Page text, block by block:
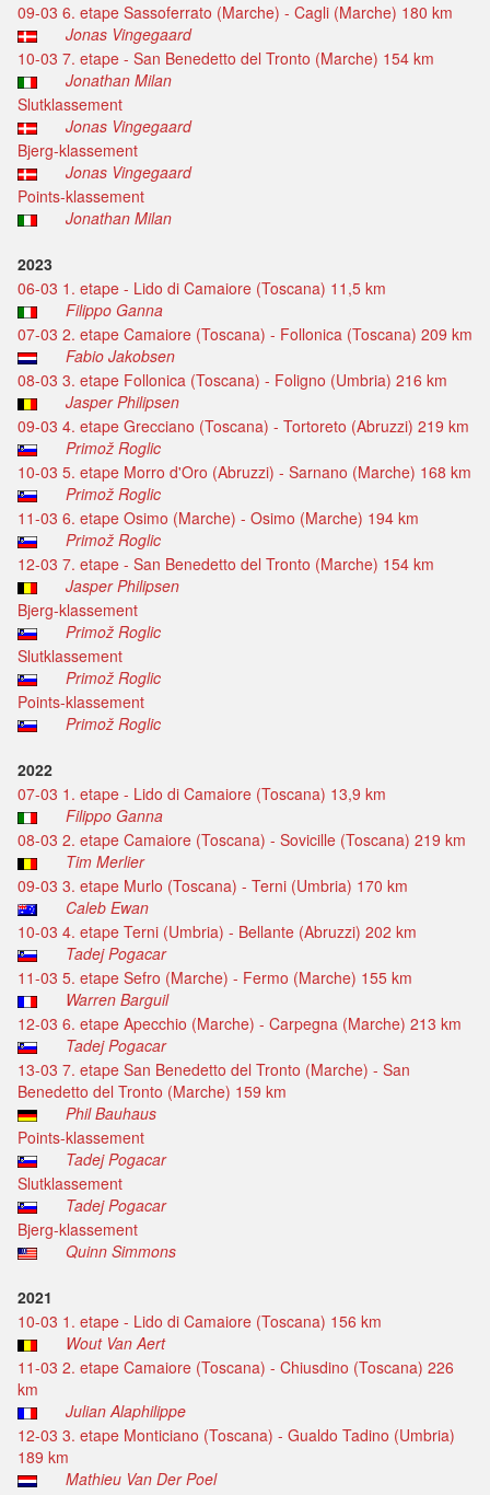
09-03 6. etape Sassoferrato (Marche) - Cagli (Marche) 180 km
Jonas Vingegaard
10-03 7. etape - San Benedetto del Tronto (Marche) 154 km
Jonathan Milan
Slutklassement
Jonas Vingegaard
Bjerg-klassement
Jonas Vingegaard
Points-klassement
Jonathan Milan
2023
06-03 1. etape - Lido di Camaiore (Toscana) 11,5 km
Filippo Ganna
07-03 2. etape Camaiore (Toscana) - Follonica (Toscana) 209 km
Fabio Jakobsen
08-03 3. etape Follonica (Toscana) - Foligno (Umbria) 216 km
Jasper Philipsen
09-03 4. etape Grecciano (Toscana) - Tortoreto (Abruzzi) 219 km
Primož Roglic
10-03 5. etape Morro d'Oro (Abruzzi) - Sarnano (Marche) 168 km
Primož Roglic
11-03 6. etape Osimo (Marche) - Osimo (Marche) 194 km
Primož Roglic
12-03 7. etape - San Benedetto del Tronto (Marche) 154 km
Jasper Philipsen
Bjerg-klassement
Primož Roglic
Slutklassement
Primož Roglic
Points-klassement
Primož Roglic
2022
07-03 1. etape - Lido di Camaiore (Toscana) 13,9 km
Filippo Ganna
08-03 2. etape Camaiore (Toscana) - Sovicille (Toscana) 219 km
Tim Merlier
09-03 3. etape Murlo (Toscana) - Terni (Umbria) 170 km
Caleb Ewan
10-03 4. etape Terni (Umbria) - Bellante (Abruzzi) 202 km
Tadej Pogacar
11-03 5. etape Sefro (Marche) - Fermo (Marche) 155 km
Warren Barguil
12-03 6. etape Apecchio (Marche) - Carpegna (Marche) 213 km
Tadej Pogacar
13-03 7. etape San Benedetto del Tronto (Marche) - San
Benedetto del Tronto (Marche) 159 km
Phil Bauhaus
Points-klassement
Tadej Pogacar
Slutklassement
Tadej Pogacar
Bjerg-klassement
Quinn Simmons
2021
10-03 1. etape - Lido di Camaiore (Toscana) 156 km
Wout Van Aert
11-03 2. etape Camaiore (Toscana) - Chiusdino (Toscana) 226
km
Julian Alaphilippe
12-03 3. etape Monticiano (Toscana) - Gualdo Tadino (Umbria)
189 km
Mathieu Van Der Poel